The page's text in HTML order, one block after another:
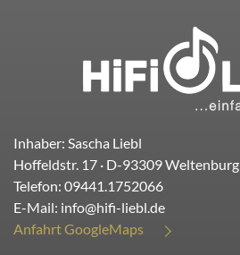
Inhaber: Sascha Liebl
Hoffeldstr. 17 · D-93309Weltenburg
Telefon: 09441.1752066
E-Mail: info@hifi-liebl.de
Anfahrt GoogleMaps